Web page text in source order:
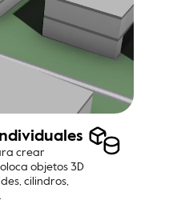
crear
objetos 3D
cilindros,